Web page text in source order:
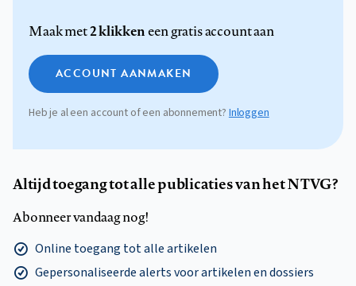
Maak met2 klikkeneen gratis account aan
ACCOUNT AANMAKEN
Heb je al een account of een abonnement? Inloggen
Altijd toegang tot alle publicaties van het NTVG?
Abonneer vandaag nog!
Online toegang tot alle artikelen
Gepersonaliseerde alerts voor artikelen en dossiers